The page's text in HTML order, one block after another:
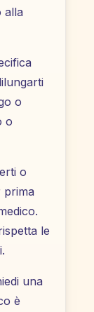
alla
o
o
o
prima
le
una
è